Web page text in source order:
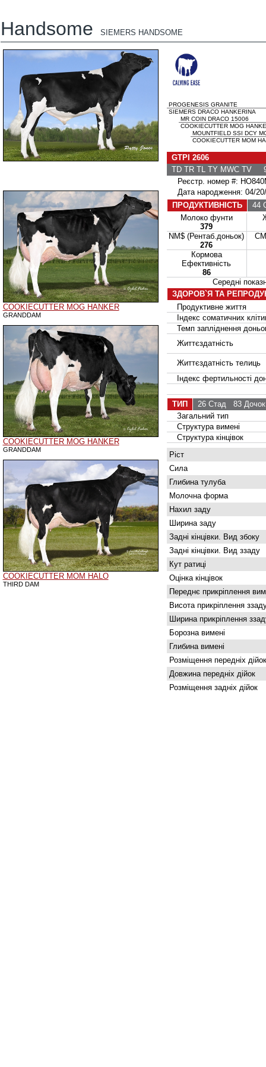
Handsome SIEMERS HANDSOME
COOKIECUTTER MOG HANKER
GRANDDAM
COOKIECUTTER MOG HANKER
GRANDDAM
COOKIECUTTER MOM HALO
THIRD DAM
PROGENESIS GRANITE
SIEMERS DRACO HANKERINA
MR COIN DRACO 15006
COOKIECUTTER MOG
MOUNTFIELD SSI DCY
COOKIECUTTER MOM
GTPI 2606
TD TR TL TY MWC TV
Реєстр. номер #:
Дата народження: 04/
ПРОДУКТИВНІСТЬ
44
Молоко фунти
379
NM$ (Рентаб.доньок)
276
Кормова
Ефективність
86
Середні
ЗДОРОВ`Я ТА
Продуктивне життя
Індекс соматичних
Темп запліднення
Життєздатність
Життєздатність телиць
Індекс фертильності
ТИП 26 Стад83 Дочок
Загальний тип
Структура вимені
Структура кінцівок
Ріст
Сила
Глибина тулуба
Молочна форма
Нахил заду
Ширина заду
Задні кінцівки. Вид збоку
Задні кінцівки. Вид ззаду
Кут ратиці
Оцінка кінцівок
Переднє прикріплення
Висота прикріплення
Ширина прикріплення
Борозна вимені
Глибина вимені
Розміщення передніх дійок
Довжина передніх дійок
Розміщення задніх дійок